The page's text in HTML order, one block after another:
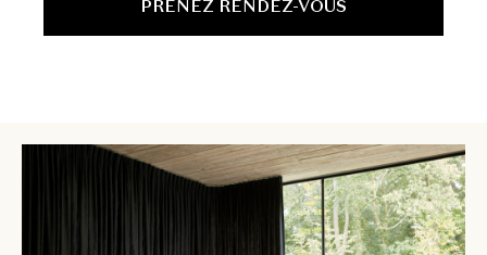
PRENEZ RENDEZ-VOUS